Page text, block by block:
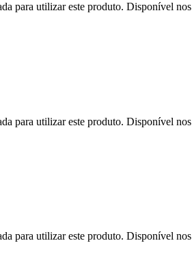
para utilizar este produto. Disponível nos
para utilizar este produto. Disponível nos
para utilizar este produto. Disponível nos